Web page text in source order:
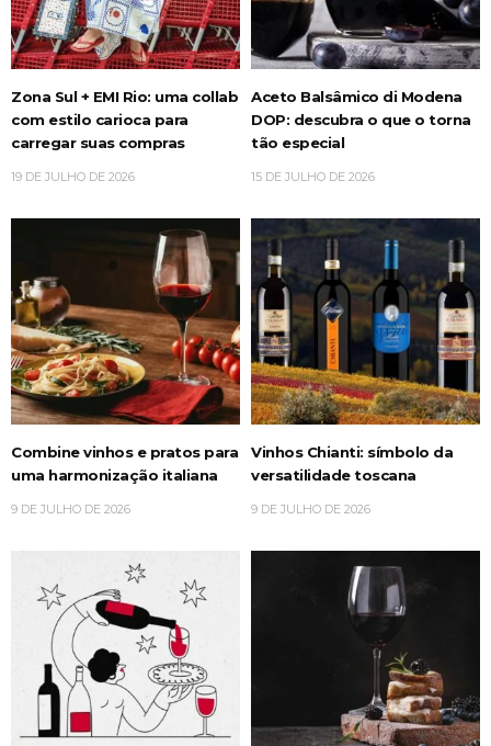
Zona Sul + EMI Rio: uma collab
com estilo carioca para
carregar suas compras
19 DE JULHO DE 2026
Aceto Balsâmico di Modena
DOP: descubra o que o torna
tão especial
15 DE JULHO DE 2026
Combine vinhos e pratos para
uma harmonização italiana
9 DE JULHO DE 2026
Vinhos Chianti: símbolo da
versatilidade toscana
9 DE JULHO DE 2026